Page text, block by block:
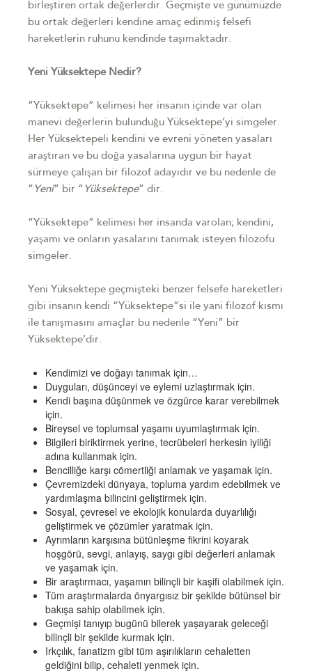
birleştiren ortak değerlerdir. Geçmişte ve günümüzde
bu ortak değerleri kendine amaç edinmiş felsefi
hareketlerin ruhunu kendinde taşımaktadır.
Yeni Yüksektepe Nedir?
“Yüksektepe” kelimesi her insanın içinde var olan
manevi değerlerin bulunduğu Yüksektepe’yi simgeler.
Her Yüksektepeli kendini ve evreni yöneten yasaları
araştıran ve bu doğa yasalarına uygun bir hayat
sürmeye çalışan bir filozof adayıdır ve bu nedenle de
“ Yeni” bir “ Yüksektepe” dir.
“Yüksektepe” kelimesi her insanda varolan; kendini,
yaşamı ve onların yasalarını tanımak isteyen filozofu
simgeler.
Yeni Yüksektepe geçmişteki benzer felsefe hareketleri
gibi insanın kendi “Yüksektepe”si ile yani filozof kısmı
ile tanışmasını amaçlar bu nedenle “Yeni” bir
Yüksektepe’dir.
Kendimizi ve doğayı tanımak için…
Duyguları, düşünceyi ve eylemi uzlaştırmak için.
Kendi başına düşünmek ve özgürce karar verebilmek
için.
Bireysel ve toplumsal yaşamı uyumlaştırmak için.
Bilgileri biriktirmek yerine, tecrübeleri herkesin iyiliği
adına kullanmak için.
Bencilliğe karşı cömertliği anlamak ve yaşamak için.
Çevremizdeki dünyaya, topluma yardım edebilmek ve
yardımlaşma bilincini geliştirmek için.
Sosyal, çevresel ve ekolojik konularda duyarlılığı
geliştirmek ve çözümler yaratmak için.
Ayrımların karşısına bütünleşme fikrini koyarak
hoşgörü, sevgi, anlayış, saygı gibi değerleri anlamak
ve yaşamak için.
Bir araştırmacı, yaşamın bilinçli bir kaşifi olabilmek için.
Tüm araştırmalarda önyargısız bir şekilde bütünsel bir
bakışa sahip olabilmek için.
Geçmişi tanıyıp bugünü bilerek yaşayarak geleceği
bilinçli bir şekilde kurmak için.
Irkçılık, fanatizm gibi tüm aşırılıkların cehaletten
geldiğini bilip, cehaleti yenmek için.